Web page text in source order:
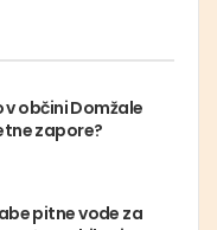
v občini Domžale
zapore?
pitne vode za